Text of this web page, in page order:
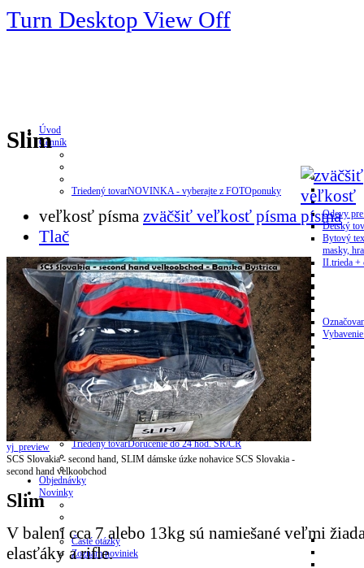
Turn Desktop View Off
Úvod
Cenník
Triedený tovarNOVINKA - vyberajte z FOTOponuky
Odevy
Detský
Bytový
masky,
II.trieda +
Doplnky
Zasielanie
Triedený tovarDoručenie do 24 hod. SR/ČR
Objednávky
Novinky
Časté otázky
Zoznam noviniek
Slim
veľkosť písma zväčšiť veľkosť písma
Tlač
yj_preview
SCS Slovakia - second hand, SLIM dámske úzke nohavice SCS Slovakia -
second hand velkoobchod
Slim
V balení cca 7 alebo 13kg sú namiešané veľmi
elasťáky a rifle.